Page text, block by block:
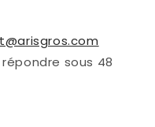
sous 48